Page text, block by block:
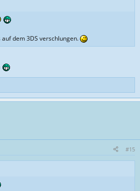
dem 3DS verschlungen.
#15